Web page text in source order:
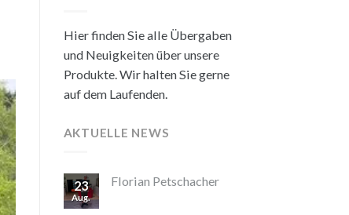
Hier finden Sie alle Übergaben
und Neuigkeiten über unsere
Produkte. Wir halten Sie gerne
auf dem Laufenden.
AKTUELLE NEWS
23
Aug.
Florian Petschacher